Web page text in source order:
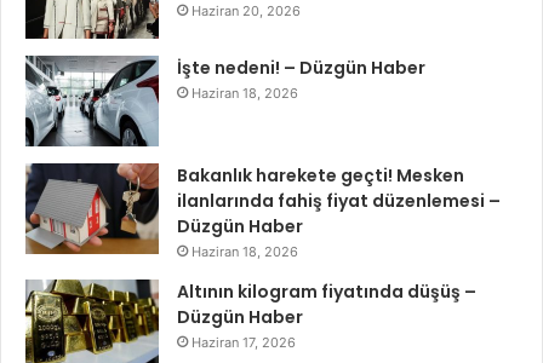
Haziran 20, 2026
İşte nedeni! – Düzgün Haber
Haziran 18, 2026
Bakanlık harekete geçti! Mesken
ilanlarında fahiş fiyat düzenlemesi –
Düzgün Haber
Haziran 18, 2026
Altının kilogram fiyatında düşüş –
Düzgün Haber
Haziran 17, 2026